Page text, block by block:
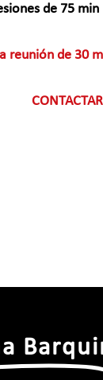
de 75
reunión de 30
CONTACTAR